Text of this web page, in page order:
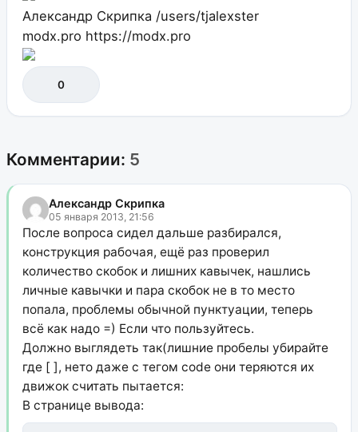
Александр Скрипка /users/tjalexster
modx.pro https://modx.pro
0
Комментарии: 5
Александр Скрипка
05 января 2013, 21:56
После вопроса сидел дальше разбирался,
конструкция рабочая, ещё раз проверил
количество скобок и лишних кавычек, нашлись
личные кавычки и пара скобок не в то место
попала, проблемы обычной пунктуации, теперь
всё как надо =) Если что пользуйтесь.
Должно выглядеть так(лишние пробелы убирайте
где [ ], нето даже с тегом code они теряются их
движок считать пытается:
В странице вывода: